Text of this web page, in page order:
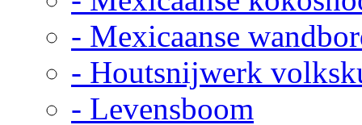
- Mexicaanse
- Houtsnijwerk
- Levensboom